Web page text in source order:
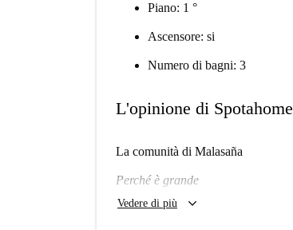
Piano: 1 °
Ascensore: si
Numero di bagni: 3
L'opinione di Spotahome
La comunità di Malasaña
Perché è grande
Mi piacerà qui?
Vedere di più keyboard_arrow_down